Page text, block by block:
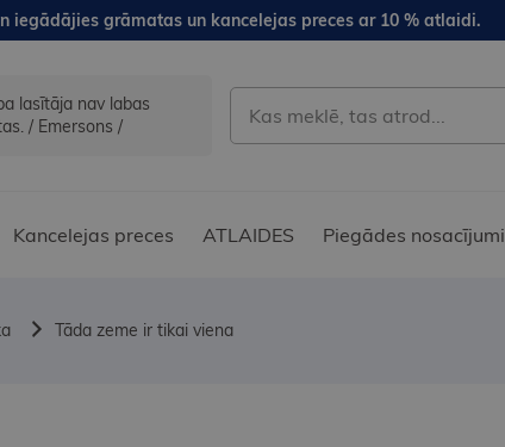
iegādājies grāmatas un kancelejas preces ar 10 % atlaidi.
lasītāja nav labas
/ Emersons /
Kancelejas preces ATLAIDES Piegādes nosacījumi
Tāda zeme ir tikai viena